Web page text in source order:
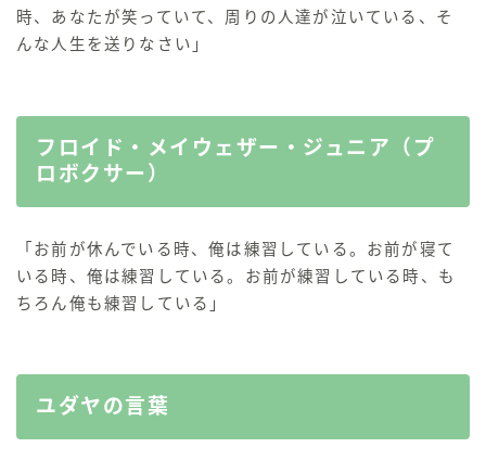
時、あなたが笑っていて、周りの人達が泣いている、そ
んな人生を送りなさい」
フロイド・メイウェザー・ジュニア（プ
ロボクサー）
「お前が休んでいる時、俺は練習している。お前が寝て
いる時、俺は練習している。お前が練習している時、も
ちろん俺も練習している」
ユダヤの言葉